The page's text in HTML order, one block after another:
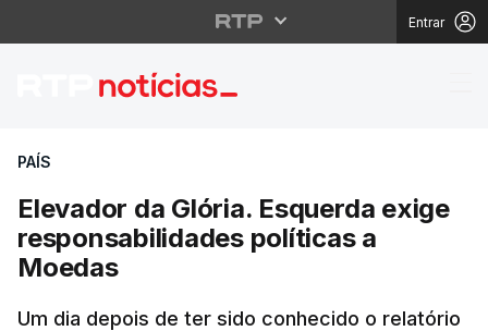
Entrar
Elevador da Glória.
PAÍS
Elevador da Glória. Esquerda exige
responsabilidades políticas a
Moedas
Um dia depois de ter sido conhecido o relatório